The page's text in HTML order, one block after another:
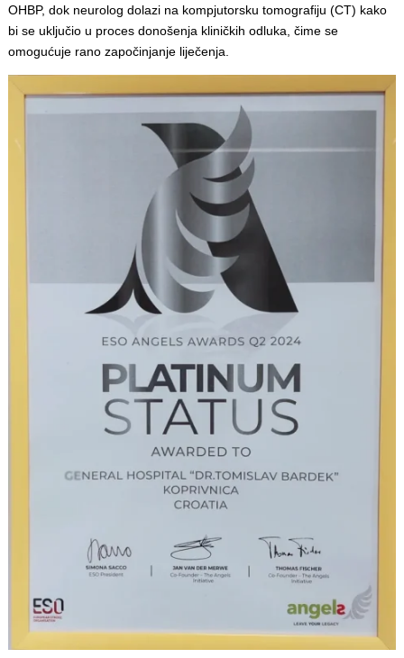
OHBP, dok neurolog dolazi na kompjutorsku tomografiju (CT) kako
bi se uključio u proces donošenja kliničkih odluka, čime se
omogućuje rano započinjanje liječenja.